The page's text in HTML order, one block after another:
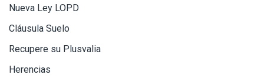
Nueva Ley LOPD
Cláusula Suelo
Recupere su Plusvalia
Herencias